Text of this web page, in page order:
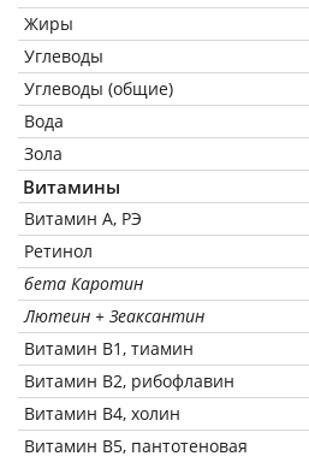
Жиры
Углеводы
Углеводы (общие)
Вода
Зола
Витамины
Витамин А, РЭ
Ретинол
бета Каротин
Лютеин + Зеаксантин
Витамин В1, тиамин
Витамин В2, рибофлавин
Витамин В4, холин
Витамин В5, пантотеновая